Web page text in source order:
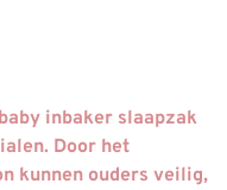
inbaker slaapzak
Door het
kunnen ouders veilig,